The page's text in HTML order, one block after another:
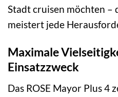
Stadt cruisen möchten –
meistert jede
Maximale
Einsatzzweck
Das ROSE Mayor Plus 4